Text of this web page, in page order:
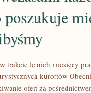
poszukuje
trakcie letnich miesięcy
kurortów
ofert za